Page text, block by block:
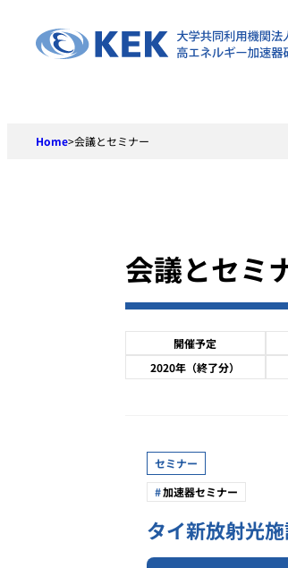
Home>会議とセミナー
会議とセミ
開催予定
2020年（終了分）
セミナー
加速器セミナー
タイ新放射光